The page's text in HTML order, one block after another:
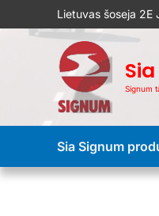
to
Lietuvas šoseja 2E
Signum
Sia Signum